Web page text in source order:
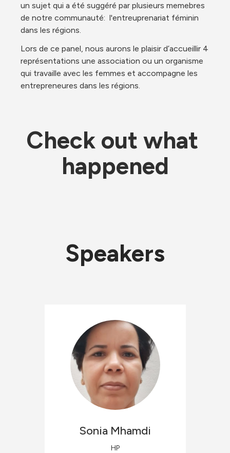
un sujet qui a été suggéré par plusieurs memebres
de notre communauté:  l'entreuprenariat féminin
dans les régions.
Lors de ce panel, nous aurons le plaisir d’accueillir 4
représentations une association ou un organisme
qui travaille avec les femmes et accompagne les
entrepreneures dans les régions.
Check out what
happened
Speakers
Sonia Mhamdi
HP